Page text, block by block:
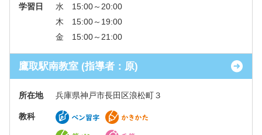
学習日
水 15:00～20:00
木 15:00～19:00
金 15:00～21:00
鷹取駅南教室 (指導者：原)
所在地 兵庫県神戸市長田区浪松町３
教科